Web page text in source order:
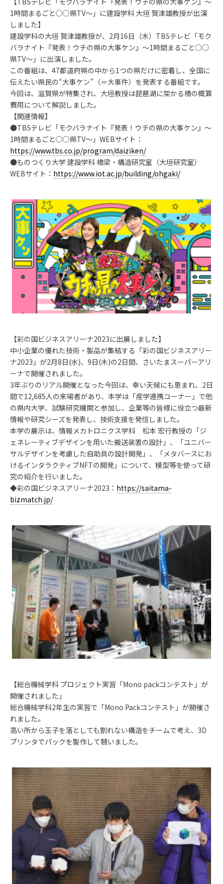
1時間まるごと○○県TV～」に建設学科 大垣 賀津雄教授が出演
しました】
建設学科の大垣 賀津雄教授が、2月16日（木）TBSテレビ「モク
バラナイト『発表！ウチの県の大事ケン』〜1時間まるごと○○
県TV～」に出演しました。
この番組は、47都道府県の中から1つの県だけに密着し、全国に
伝えたい県民の“大事ケン”（＝大事件）を発表する番組です。
今回は、滋賀県が特集され、大垣教授は琵琶湖に架かる橋の概算
費用について解説しました。
【関連情報】
●TBSテレビ「モクバラナイト『発表！ウチの県の大事ケン』～
1時間まるごと○○県TV～」WEBサイト：
https://www.tbs.co.jp/program/daiziken/
●ものつくり大学 建設学科 橋梁・構造研究室（大垣研究室）
WEBサイト： https://www.iot.ac.jp/building/ohgaki/
【彩の国ビジネスアリーナ2023に出展しました】
中小企業の優れた技術・製品が集結する「彩の国ビジネスアリー
ナ2023」が2月8日(水)、9日(木)の2日間、さいたまスーパーアリ
ーナで開催されました。
3年ぶりのリアル開催となった今回は、幸い天候にも恵まれ、2日
間で12,685人の来場者があり、本学は「産学連携コーナー」で他
の県内大学、試験研究機関と参加し、企業等の皆様に役立つ最新
情報や研究シーズを発表し、技術支援を発信しました。
本学の展示は、情報メカトロニクス学科 松本 宏行教授の「ジ
ェネレーティブデザインを用いた搬送装置の設計」、「ユニバー
サルデザインを考慮した自助具の設計開発」、「メタバースにお
けるインタラクティブNFTの開発」について、模型等を使って研
究の紹介を行いました。
◆彩の国ビジネスアリーナ2023： https://saitama-
bizmatch.jp/
【総合機械学科 プロジェクト実習「Mono packコンテスト」が
開催されました」
総合機械学科2年生の実習で「Mono Packコンテスト」が開催さ
れました。
高い所から玉子を落としても割れない構造をチームで考え、3D
プリンタでパックを製作して競いました。